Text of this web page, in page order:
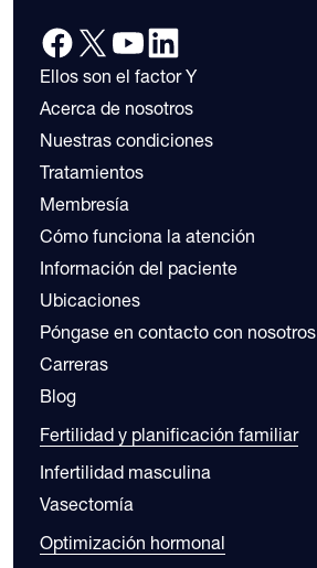
Ellos son el factor Y
Acerca de nosotros
Nuestras condiciones
Tratamientos
Membresía
Cómo funciona la atención
Información del paciente
Ubicaciones
Póngase en contacto con nosotros
Carreras
Blog
Fertilidad y planificación familiar
Infertilidad masculina
Vasectomía
Optimización hormonal